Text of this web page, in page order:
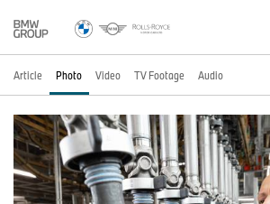
Article Photo Video TV Footage Audio